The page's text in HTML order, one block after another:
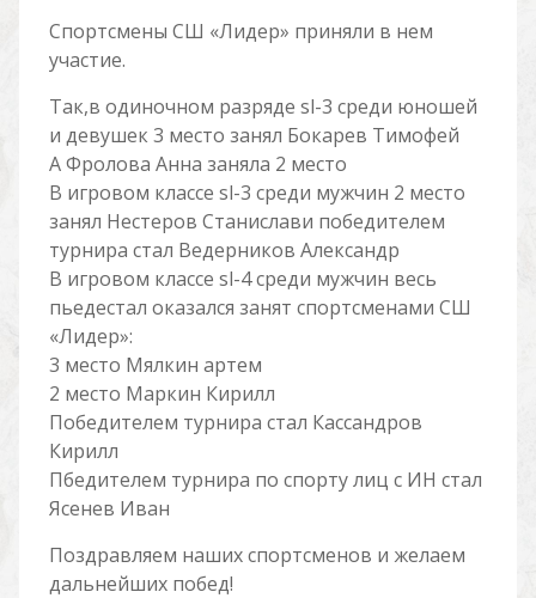
Спортсмены СШ «Лидер» приняли в нем
участие.
Так,в одиночном разряде sl-3 среди юношей
и девушек 3 место занял Бокарев Тимофей
А Фролова Анна заняла 2 место
В игровом классе sl-3 среди мужчин 2 место
занял Нестеров Станислави победителем
турнира стал Ведерников Александр
В игровом классе sl-4 среди мужчин весь
пьедестал оказался занят спортсменами СШ
«Лидер»:
3 место Мялкин артем
2 место Маркин Кирилл
Победителем турнира стал Кассандров
Кирилл
Пбедителем турнира по спорту лиц с ИН стал
Ясенев Иван
Поздравляем наших спортсменов и желаем
дальнейших побед!